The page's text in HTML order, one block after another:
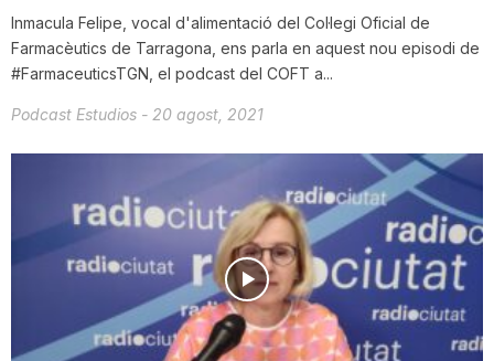
Inmacula Felipe, vocal d'alimentació del Col·legi Oficial de
Farmacèutics de Tarragona, ens parla en aquest nou episodi de
#FarmaceuticsTGN, el podcast del COFT a...
Podcast Estudios - 20 agost, 2021